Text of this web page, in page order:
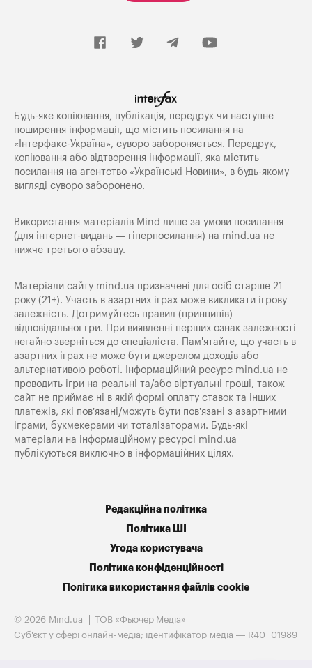
Будь-яке копiювання, публiкацiя, передрук чи наступне
поширення iнформацiї, що мiстить посилання на
«Iнтерфакс-Україна», суворо забороняється. Передрук,
копіювання або відтворення інформації, яка містить
посилання на агентство «Українські Новини», в будь-якому
вигляді суворо заборонено.
Використання матеріалів Mind лише за умови посилання
(для інтернет-видань — гіперпосилання) на mind.ua не
нижче третього абзацу.
Матеріали сайту mind.ua призначені для осіб старше 21
року (21+). Участь в азартних іграх може викликати ігрову
залежність. Дотримуйтесь правил (принципів)
відповідальної гри. При виявленні перших ознак залежності
негайно зверніться до спеціаліста. Пам'ятайте, що участь в
азартних іграх не може бути джерелом доходів або
альтернативою роботі. Інформаційний ресурс mind.ua не
проводить ігри на реальні та/або віртуальні гроші, також
сайт не приймає ні в якій формі оплату ставок та інших
платежів, які пов’язані/можуть бути пов’язані з азартними
іграми, букмекерами чи тоталізаторами. Будь-які
матеріали на інформаційному ресурсі mind.ua
публікуються виключно в інформаційних цілях.
Редакційна політика
Політика ШІ
Угода користувача
Політика конфіденційності
Політика використання файлів cookie
© 2026 Mind.ua
ТОВ «Фьючер Медiа»
Cуб'єкт у сфері онлайн-медіа; ідентифікатор медіа — R40−01989